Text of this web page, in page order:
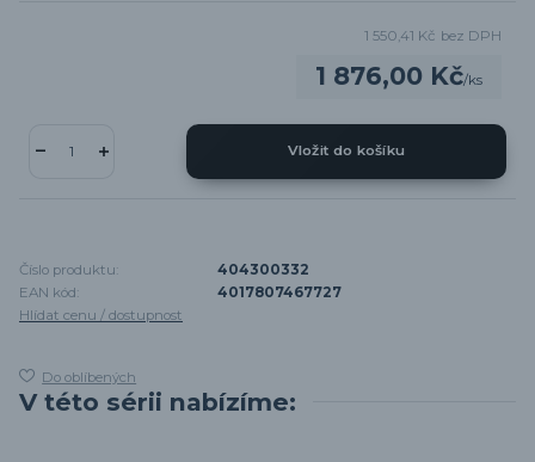
1 876,00 Kč/ks
1 550,41 Kč bez DPH
Vložit do košíku
Číslo produktu:
404300332
EAN kód:
4017807467727
Hlídat cenu / dostupnost
Do oblíbených
V této sérii nabízíme: